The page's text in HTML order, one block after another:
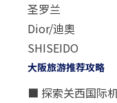
圣罗兰
Dior/迪奧
SHISEIDO
大阪旅游推荐攻略
■ 探索关西国际